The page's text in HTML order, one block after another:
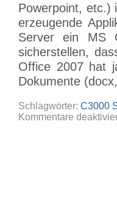
Powerpoint, etc.)
erzeugende
Server ein MS
sicherstellen,
Office 2007 hat
Dokumente
Schlagwörter: C3000
Kommentare